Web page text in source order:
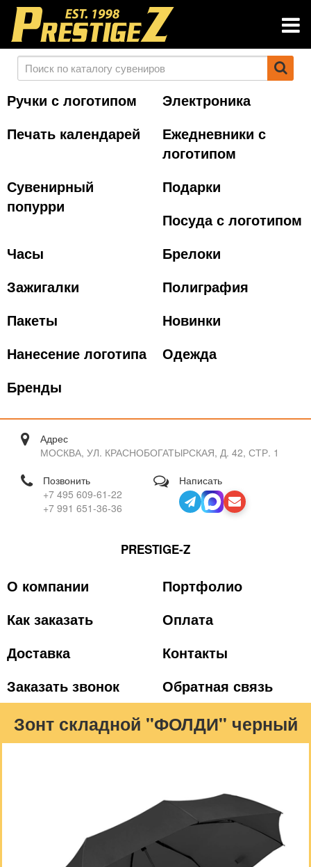
Ручки с логотипом
Электроника
Печать календарей
Ежедневники с
логотипом
Сувенирный
попурри
Подарки
Посуда с логотипом
Часы
Брелоки
Зажигалки
Полиграфия
Пакеты
Новинки
Нанесение логотипа
Одежда
Бренды
Адрес
МОСКВА, УЛ. КРАСНОБОГАТЫРСКАЯ, Д. 42, СТР. 1
Позвонить
+7 495 609-61-22
+7 991 651-36-36
Написать
PRESTIGE-Z
О компании
Портфолио
Как заказать
Оплата
Доставка
Контакты
Заказать звонок
Обратная связь
Зонт складной "ФОЛДИ" черный